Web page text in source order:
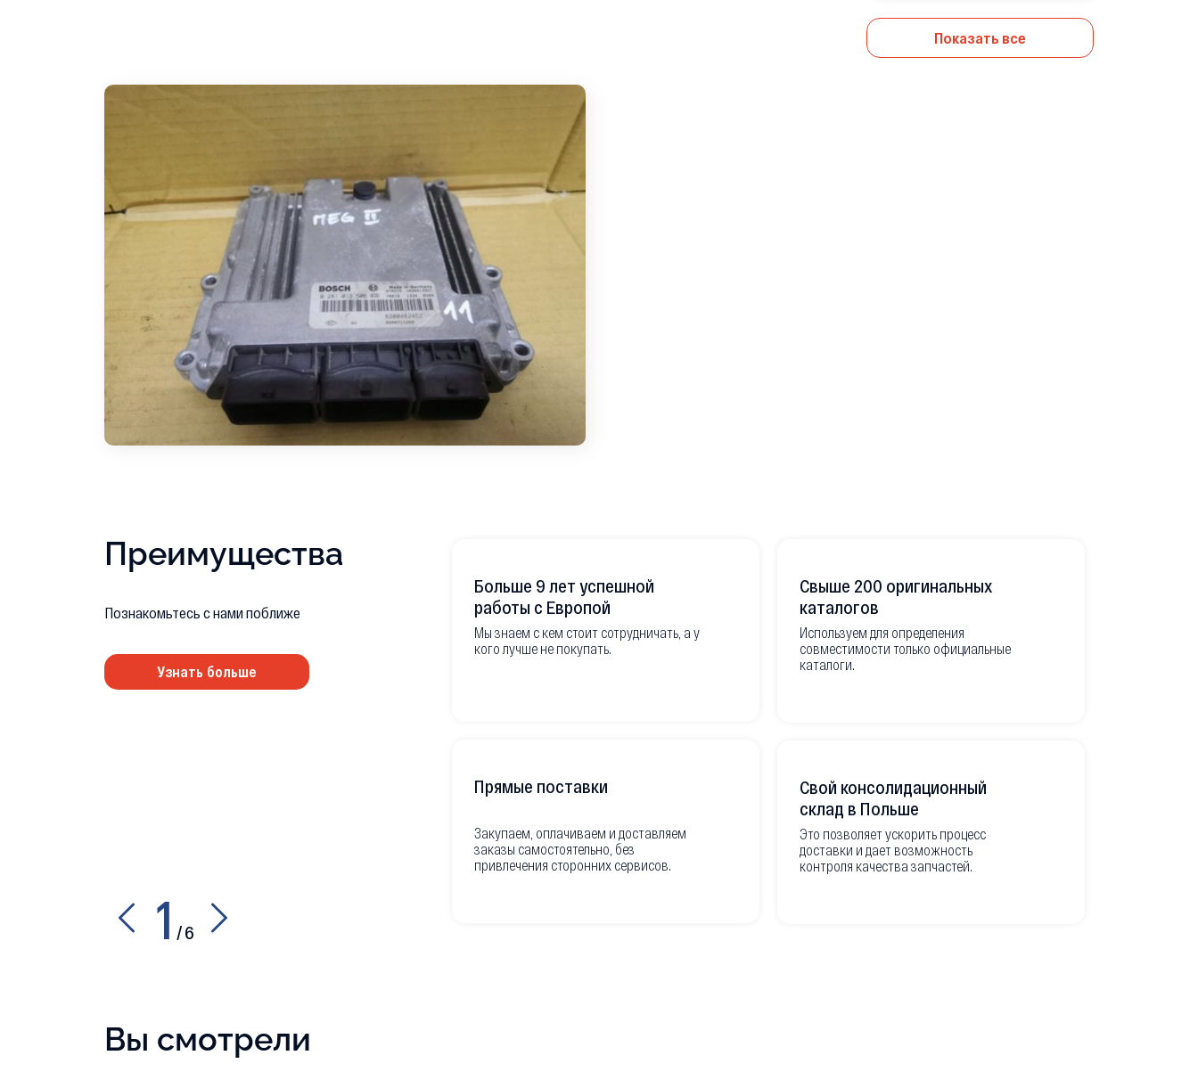
Показать все
Преимущества
Познакомьтесь с нами поближе
Узнать больше
1 /6
Больше 9 лет успешной
работы с Европой
Мы знаем с кем стоит сотрудничать, а у
кого лучше не покупать.
Прямые поставки
Закупаем, оплачиваем и доставляем
заказы самостоятельно, без
привлечения сторонних сервисов.
Свыше 200 оригинальных
каталогов
Используем для определения
совместимости только официальные
каталоги.
Свой консолидационный
склад в Польше
Это позволяет ускорить процесс
доставки и дает возможность
контроля качества запчастей.
Вы смотрели